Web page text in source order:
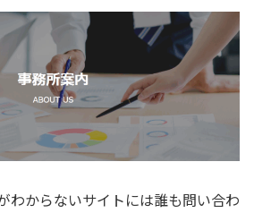
わからないサイトには誰も問い合わ